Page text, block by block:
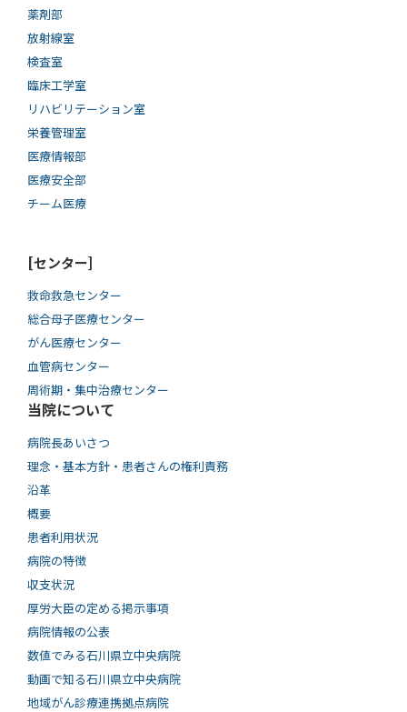
薬剤部
放射線室
検査室
臨床工学室
リハビリテーション室
栄養管理室
医療情報部
医療安全部
チーム医療
[センター]
救命救急センター
総合母子医療センター
がん医療センター
血管病センター
周術期・集中治療センター
当院について
病院長あいさつ
理念・基本方針・患者さんの権利責務
沿革
概要
患者利用状況
病院の特徴
収支状況
厚労大臣の定める掲示事項
病院情報の公表
数値でみる石川県立中央病院
動画で知る⽯川県⽴中央病院
地域がん診療連携拠点病院